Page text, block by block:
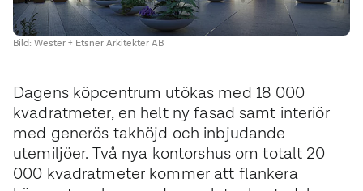
Dagens köpcentrum utökas med 18 000
kvadratmeter, en helt ny fasad samt interiör
med generös takhöjd och inbjudande
utemiljöer. Två nya kontorshus om totalt 20
000 kvadratmeter kommer att flankera
Bild: Wester + Etsner Arkitekter AB